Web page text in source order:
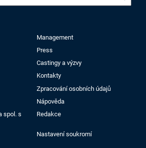
Management
Press
Castingy a výzvy
Kontakty
Zpracování osobních údajů
Nápověda
spol. s
Redakce
Nastavení soukromí